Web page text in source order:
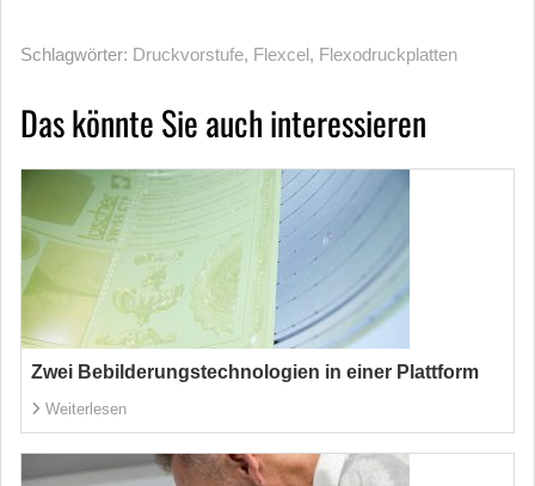
Schlagwörter: Druckvorstufe, Flexcel, Flexodruckplatten
Das könnte Sie auch interessieren
Zwei Bebilderungstechnologien in einer Plattform
Weiterlesen